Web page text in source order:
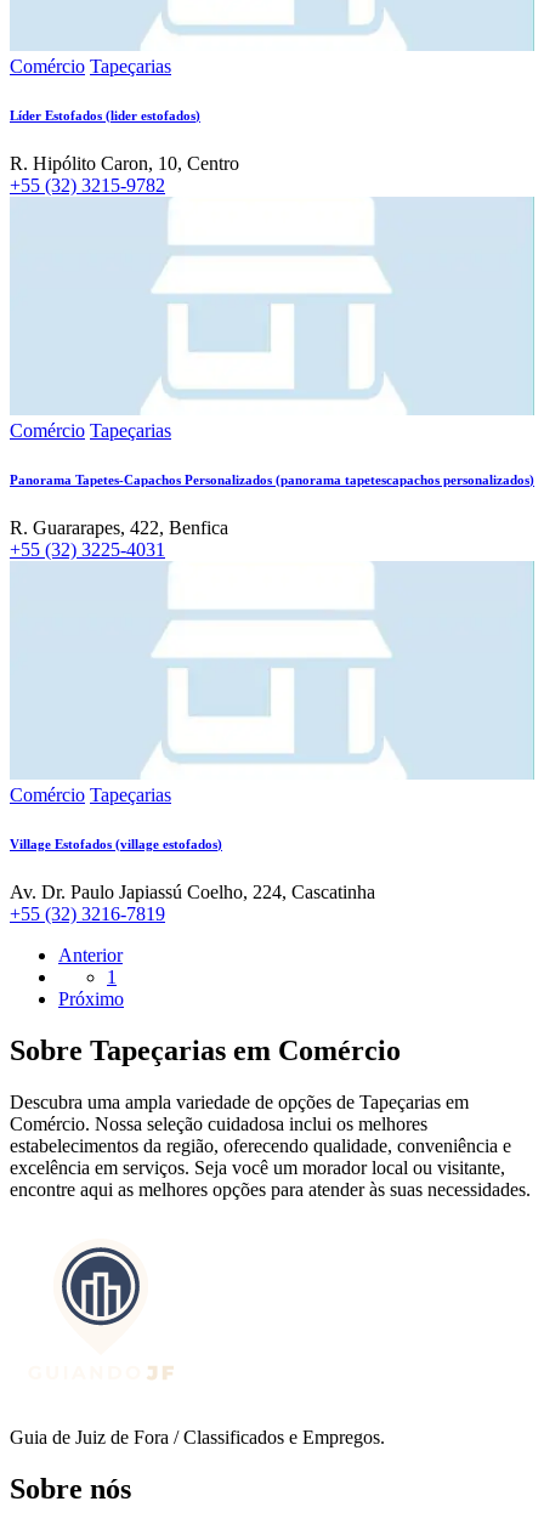
Comércio Tapeçarias
Líder Estofados (lider estofados)
R. Hipólito Caron, 10, Centro
+55 (32) 3215-9782
Comércio Tapeçarias
Panorama Tapetes-Capachos Personalizados (panorama tapetescapachos personalizados)
R. Guararapes, 422, Benfica
+55 (32) 3225-4031
Comércio Tapeçarias
Village Estofados (village estofados)
Av. Dr. Paulo Japiassú Coelho, 224, Cascatinha
+55 (32) 3216-7819
Anterior
1
Próximo
Sobre Tapeçarias em Comércio
Descubra uma ampla variedade de opções de Tapeçarias em
Comércio. Nossa seleção cuidadosa inclui os melhores
estabelecimentos da região, oferecendo qualidade, conveniência e
excelência em serviços. Seja você um morador local ou visitante,
encontre aqui as melhores opções para atender às suas necessidades.
Guia de Juiz de Fora / Classificados e Empregos.
Sobre nós